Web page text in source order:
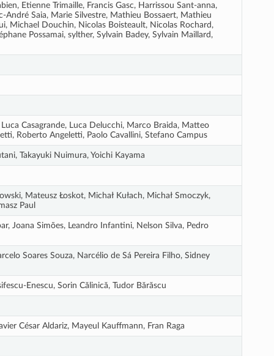
Etienne Trimaille, Francis Gasc, Harrissou Sant-anna,
André Saia, Marie Silvestre, Mathieu Bossaert, Mathieu
Michael Douchin, Nicolas Boisteault, Nicolas Rochard,
Possamai, sylther, Sylvain Badey, Sylvain Maillard,
Casagrande, Luca Delucchi, Marco Braida, Matteo
Roberto Angeletti, Paolo Cavallini, Stefano Campus
Takayuki Nuimura, Yoichi Kayama
Mateusz Łoskot, Michał Kułach, Michał Smoczyk,
Paul
Joana Simões, Leandro Infantini, Nelson Silva, Pedro
Soares Souza, Narcélio de Sá Pereira Filho, Sidney
Enescu, Sorin Călinică, Tudor Bărăscu
César Aldariz, Mayeul Kauffmann, Fran Raga